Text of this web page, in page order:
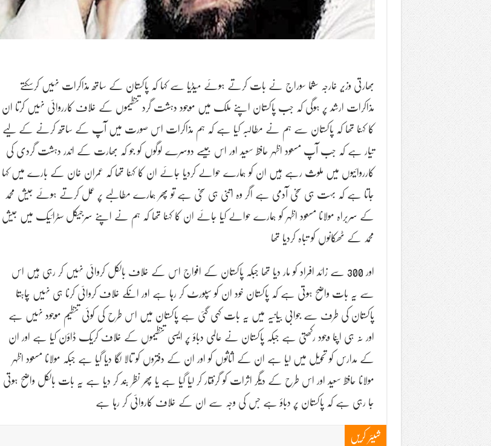
بھارتی وزیر خارجہ سشما سوراج نے بات کرتے ہوئے میڈیا سے کہا کہ پاکستان کے ساتھ مذاکرات نہیں کرسکتے
مذاکرات ارشد پر ہوگی کہ جب پاکستان اپنے ملک میں موجود دہشت گرد تنظیموں کے خلاف کارروائی نہیں کرتا ان
کا کہنا تھا کہ پاکستان سے ہم نے مطالبہ کیا ہے کہ ہم مذاکرات اس صورت میں آپ کے ساتھ کرنے کے لیے
تیار ہے کہ جب آپ مسعود اظہر حافظ سعید اور اس جیسے دوسرے لوگوں کو جو کہ بھارت کے اندر دہشت گردی کی
کارروائیوں میں ملوث رہے ہیں ان کو ہمارے حوالے کردیا جائے ان کا کہنا تھا کہ عمران خان کے بارے میں کہا
جاتا ہے کہ بہت ہی سخی آدمی ہے اگر وہ اتنی ہی سخی ہے تو پھر ہمارے مطالبے پر عمل کرتے ہوئے جیش محمد
کے سربراہ مولانا مسعود اظہر کو ہمارے حوالے کیا جائے ان کا کہنا تھا کہ ہم نے اپنے سرجیکل سٹرائیک میں جیش
محمد کے ٹھکانوں کو تباہ کردیا تھا
اور 300 سے زائد افراد کو مار دیا تھا جبکہ پاکستان کے افواج اس کے خلاف بالکل کروائی نہیں کر رہی ہیں اس
سے یہ بات واضح ہوتی ہے کہ پاکستان خود ان کو سپورٹ کر رہا ہے اور انکے خلاف کروائی کرنا ہی نہیں چاہتا
پاکستان کی طرف سے جوابی بیانیہ میں یہ بات کہی گئی ہے پاکستان میں اس طرح کی کوئی تنظیم موجود نہیں ہے
اور نہ ہی اپنا وجود رکھتی ہے جبکہ پاکستان نے عالمی دباؤ پر ایسی تنظیموں کے خلاف کریک ڈاؤن کیا ہے اور ان
کے مدارس کو تحویل میں لیا ہے ان کے اثاثوں کو اور ان کے دفتروں کو تالا لگا دیا گیا ہے جبکہ مولانا مسعود اظہر
مولانا حافظ سعید اور اس طرح کے دیگر اثرات کو گرفتار کر لیا گیا ہے یا پھر نظر بند کر دیا ہے یہ بات بالکل واضح ہوتی
جا رہی ہے کہ پاکستان پر دباؤ ہے جس کی وجہ سے ان کے خلاف کاروائی کر رہا ہے
شیئر کریں